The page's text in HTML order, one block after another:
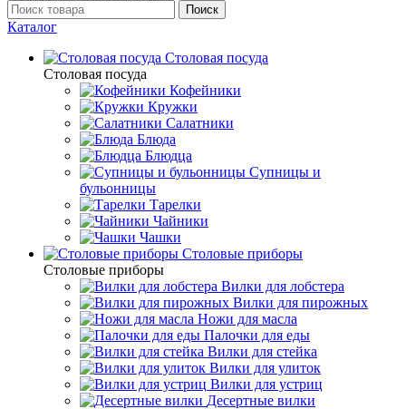
Поиск
Каталог
Столовая посуда
Столовая посуда
Кофейники
Кружки
Салатники
Блюда
Блюдца
Супницы и
бульонницы
Тарелки
Чайники
Чашки
Cтоловые приборы
Cтоловые приборы
Вилки для лобстера
Вилки для пирожных
Ножи для масла
Палочки для еды
Вилки для стейка
Вилки для улиток
Вилки для устриц
Десертные вилки